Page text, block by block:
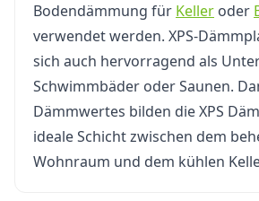
Bodendämmung für Keller oder
verwendet werden. XPS-
sich auch hervorragend als
Schwimmbäder oder Saunen.
Dämmwertes bilden die XPS
ideale Schicht zwischen dem
Wohnraum und dem kühlen